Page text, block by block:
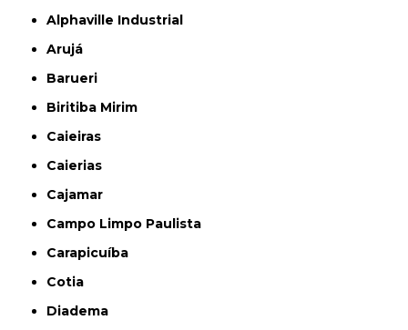
Alphaville Industrial
Arujá
Barueri
Biritiba Mirim
Caieiras
Caierias
Cajamar
Campo Limpo Paulista
Carapicuíba
Cotia
Diadema